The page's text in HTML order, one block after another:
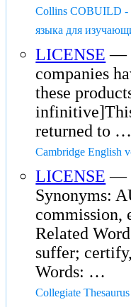
Collins COBUILD -
языка для
LICENSE —
companies
these
returned to …
Cambridge English
LICENSE —
Synonyms:
commission,
Related
suffer;
Words: …
Collegiate